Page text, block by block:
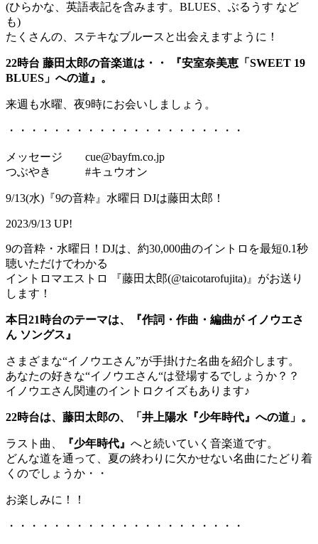
(ひらかな、英語表記を含みます。BLUES、ぶるうす など
も)
たくさんの、ステキなブルースと出会えますように！
22時台 藤田太郎の音楽道は・・ 『安室奈美恵「SWEET 19
BLUES」への道』。
来週も水曜、夜9時にお会いしましょう。
・・・・・・・・・・・・・・・・・・・・・
メッセージ cue@bayfm.co.jp
つぶやき #キュウオン
9/13(水)『9の音粋』水曜日 DJは藤田太郎！
2023/9/13 UP!
9の音粋・水曜日！DJは、約30,000曲のイントロを最短0.1秒
聴いただけでわかる
イントロマエストロ 『藤田太郎(@taicotarofujita)』がお送り
します！
本日21時台のテーマは、『作詞・作曲・編曲が イノウエさ
ん ソングス』
さまざまな“イノウエさん”が手掛けた名曲を紹介します。
あなたの好きな“イノウエさん“は登場するでしょうか？？
イノウエさん関連のイントロクイズもあります♪
22時台は、藤田太郎の、「井上陽水『少年時代』への道」。
ラスト曲、 『少年時代』 へと続いていく音楽道です。
どんな道を通って、夏の終わりに欠かせない名曲にたどり着
くのでしょうか・・
お楽しみに！！
・・・・・・・・・・・・・・・・・・・・・